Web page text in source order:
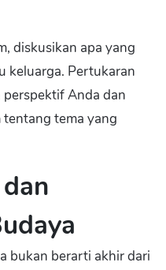
diskusikan apa yang
keluarga. Pertukaran
Anda dan
tema yang
bukan berarti akhir dari